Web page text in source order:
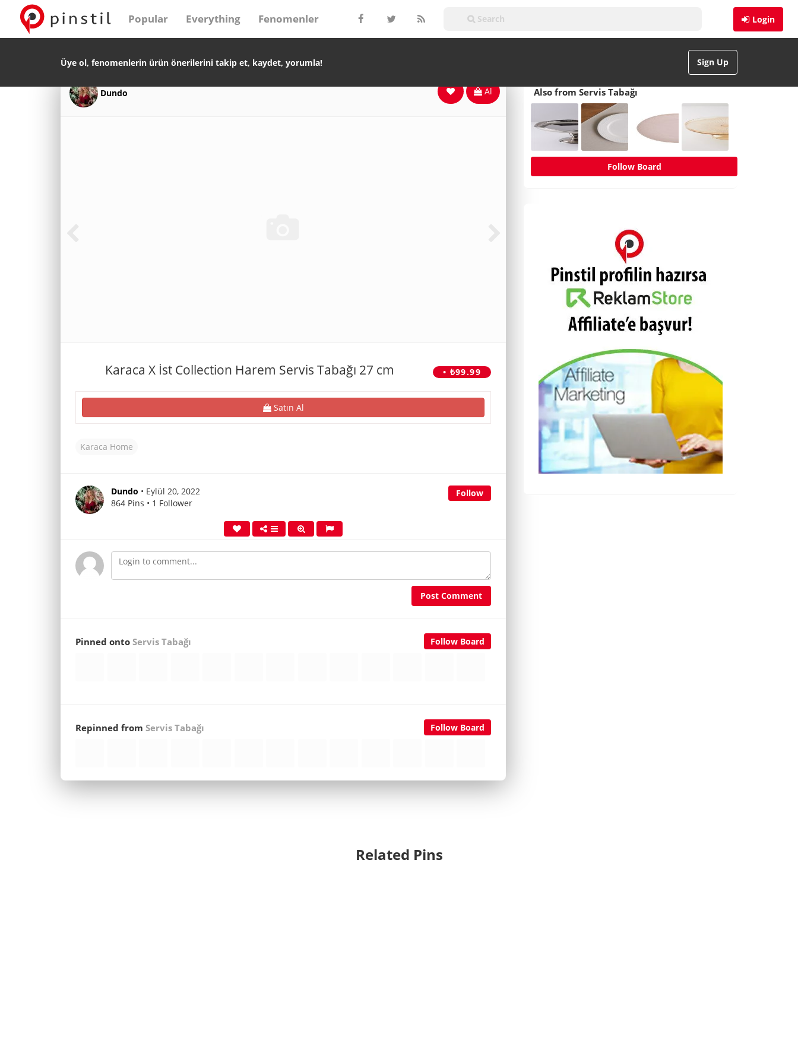
Login
Popular Everything Fenomenler
Sign Up
Üye ol, fenomenlerin ürün önerilerini takip et, kaydet, yorumla!
Dundo Al
• ₺99.99
Karaca X İst Collection Harem Servis Tabağı 27 cm
Satın Al
Karaca Home
Follow
Dundo • Eylül 20, 2022
864 Pins • 1 Follower
Post Comment
Follow Board
Pinned ontoServis Tabağı
Follow Board
Repinned from Servis Tabağı
Also from Servis Tabağı
Follow Board
Related Pins